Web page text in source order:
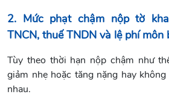
2. Mức phạt chậm nộp tờ
TNCN, thuế TNDN và lệ phí môn
Tùy theo thời hạn nộp chậm như
giảm nhẹ hoặc tăng nặng hay
nhau.